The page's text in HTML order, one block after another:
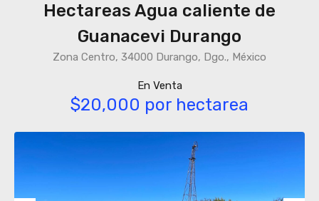
Hectareas Agua caliente de
Guanacevi Durango
Zona Centro, 34000 Durango, Dgo., México
En Venta
$20,000 por hectarea